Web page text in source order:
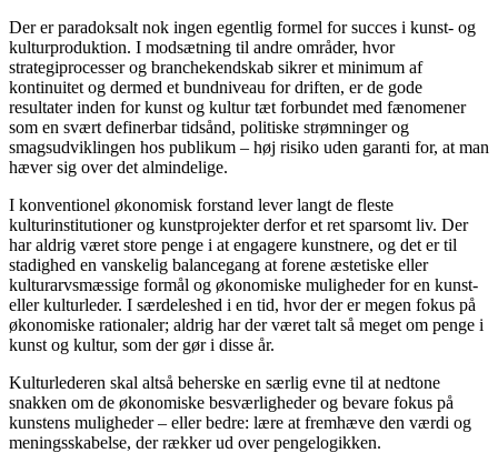
Der er paradoksalt nok ingen egentlig formel for succes i kunst- og
kulturproduktion. I modsætning til andre områder, hvor
strategiprocesser og branchekendskab sikrer et minimum af
kontinuitet og dermed et bundniveau for driften, er de gode
resultater inden for kunst og kultur tæt forbundet med fænomener
som en svært definerbar tidsånd, politiske strømninger og
smagsudviklingen hos publikum – høj risiko uden garanti for, at man
hæver sig over det almindelige.
I konventionel økonomisk forstand lever langt de fleste
kulturinstitutioner og kunstprojekter derfor et ret sparsomt liv. Der
har aldrig været store penge i at engagere kunstnere, og det er til
stadighed en vanskelig balancegang at forene æstetiske eller
kulturarvsmæssige formål og økonomiske muligheder for en kunst-
eller kulturleder. I særdeleshed i en tid, hvor der er megen fokus på
økonomiske rationaler; aldrig har der været talt så meget om penge i
kunst og kultur, som der gør i disse år.
Kulturlederen skal altså beherske en særlig evne til at nedtone
snakken om de økonomiske besværligheder og bevare fokus på
kunstens muligheder – eller bedre: lære at fremhæve den værdi og
meningsskabelse, der rækker ud over pengelogikken.